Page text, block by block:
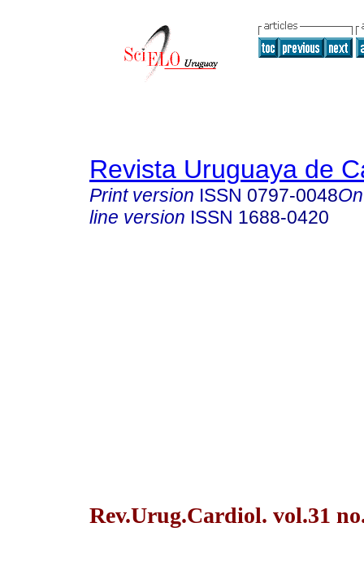
Revista Uruguaya de
Print version ISSN 0797-0048
line version ISSN 1688-0420
Rev.Urug.Cardiol. vol.31